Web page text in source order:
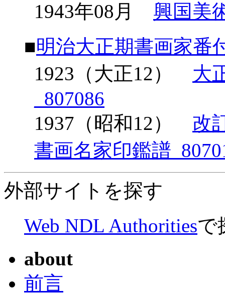
1943年08月 興国美
■明治大正期書画家番
1923（大正12） 大
_807086
1937（昭和12） 改
書画名家印鑑譜
外部サイトを探す
Web NDL Authoritiesで
about
前言